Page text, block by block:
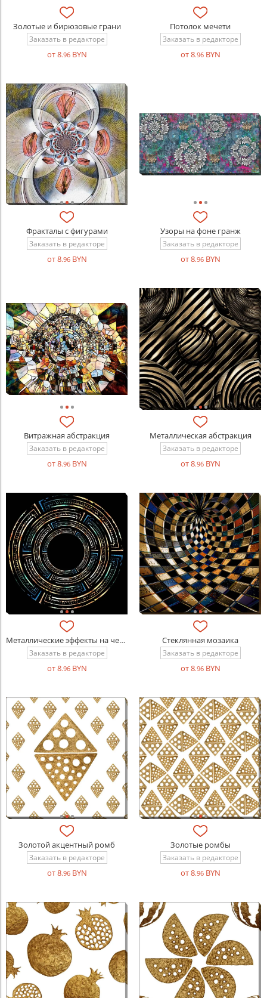
Золотые и бирюзовые грани
Заказать в редакторе
от 8.96BYN
Потолок мечети
Заказать в редакторе
от 8.96BYN
Фракталы с фигурами
Заказать в редакторе
от 8.96BYN
Узоры на фоне гранж
Заказать в редакторе
от 8.96BYN
Витражная абстракция
Заказать в редакторе
от 8.96BYN
Металлическая абстракция
Заказать в редакторе
от 8.96BYN
Металлические эффекты на черном фоне
Заказать в редакторе
от 8.96BYN
Стеклянная мозаика
Заказать в редакторе
от 8.96BYN
Золотой акцентный ромб
Заказать в редакторе
от 8.96BYN
Золотые ромбы
Заказать в редакторе
от 8.96BYN